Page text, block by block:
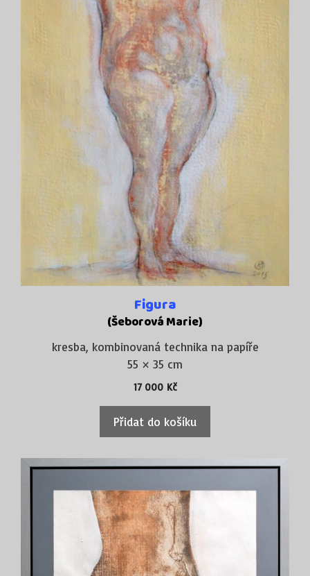
Figura
(Šeborová Marie)
kresba, kombinovaná technika na papíře
55 × 35 cm
17 000 Kč
Přidat do košíku